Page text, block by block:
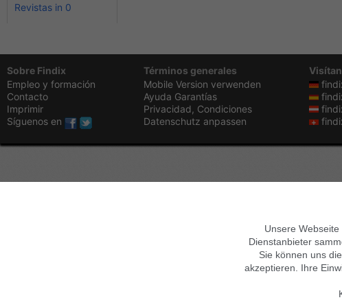
Revistas in 0
Sobre Findix
Empleo y formación
Contacto
Imprimir
Síguenos en
Términos generales
Mobile Version verwenden
Ayuda Garantías
Privacidad, Condiciones
Datenschutz anpassen
Unsere
Dienstanbieter
Sie können uns
akzeptieren. Ihre